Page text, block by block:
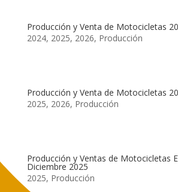
Producción y Venta de Motocicletas
2024, 2025, 2026, Producción
Producción y Venta de Motocicletas
2025, 2026, Producción
Producción y Ventas de Motocicletas
Diciembre 2025
2025, Producción